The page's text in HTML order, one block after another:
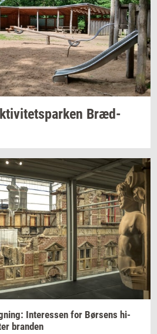
Bræd­
In­ter­es­sen for Bør­sens hi­
bran­den